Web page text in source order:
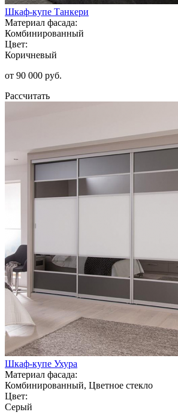
Шкаф-купе Танкери
Материал фасада:
Комбинированный
Цвет:
Коричневый
от 90 000 руб.
Рассчитать
Шкаф-купе Ухура
Материал фасада:
Комбинированный, Цветное стекло
Цвет:
Серый